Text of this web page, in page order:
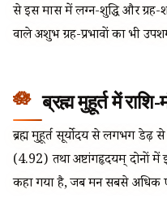
से इस मास में लग्न-शुद्धि और ग्रह-
वाले अशुभ ग्रह-प्रभावों का भी
ब्रह्म मुहूर्त में
ब्रह्म मुहूर्त सूर्योदय से लगभग डेढ़
(4.92) तथा अष्टांगहृदयम् दोनों
कहा गया है, जब मन सबसे अधिक